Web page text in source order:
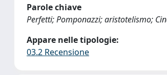
Parole chiave
Perfetti; Pomponazzi; aristotelismo;
Appare nelle tipologie:
03.2 Recensione